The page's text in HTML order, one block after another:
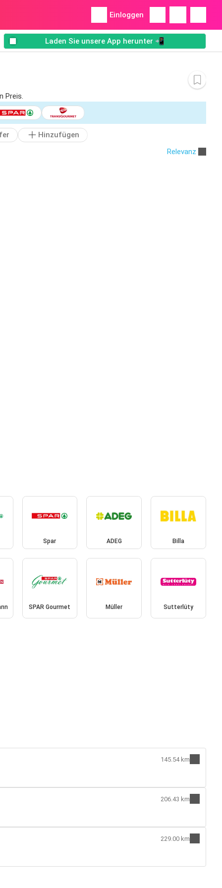
Einloggen
Laden Sie unsere App herunter 📲
Preis.
Hinzufügen
Relevanz
Spar ADEG Billa
SPAR Gourmet Müller Sutterlüty
145.54 km
206.43 km
229.00 km